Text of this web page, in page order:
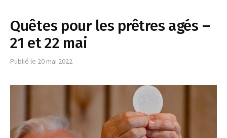
Quêtes pour les prêtres agés –
21 et 22 mai
Publié le 20 mai 2022